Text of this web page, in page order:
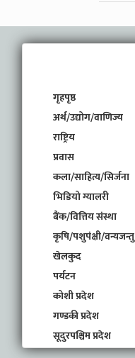
गृहपृष्ठ
अर्थ/उद्योग/वाणिज्य
राष्ट्रिय
प्रवास
कला/साहित्य/सिर्जना
भिडियो ग्यालरी
बैंक/वित्तिय संस्था
कृषि/पशुपंक्षी/वन्यजन्तु
खेलकुद
पर्यटन
कोशी प्रदेश
गण्डकी प्रदेश
सूदुरपश्चिम प्रदेश